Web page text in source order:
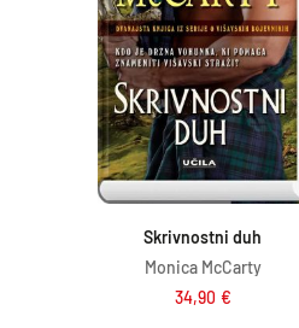
Skrivnostni duh
Monica McCarty
34,90 €
Dodaj v košarico